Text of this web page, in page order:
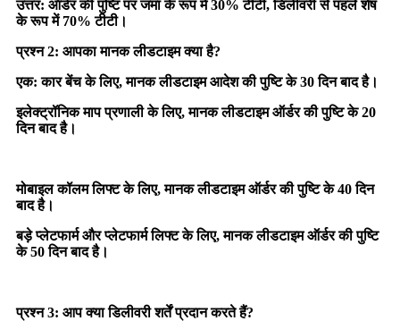
उत्तर: ऑर्डर की पुष्टि पर जमा के रूप में 30% टीटी, डिलीवरी से पहले शेष
के रूप में 70% टीटी।
प्रश्न 2: आपका मानक लीडटाइम क्या है?
एक: कार बेंच के लिए, मानक लीडटाइम आदेश की पुष्टि के 30 दिन बाद है।
इलेक्ट्रॉनिक माप प्रणाली के लिए, मानक लीडटाइम ऑर्डर की पुष्टि के 20
दिन बाद है।
मोबाइल कॉलम लिफ्ट के लिए, मानक लीडटाइम ऑर्डर की पुष्टि के 40 दिन
बाद है।
बड़े प्लेटफार्म और प्लेटफार्म लिफ्ट के लिए, मानक लीडटाइम ऑर्डर की पुष्टि
के 50 दिन बाद है।
प्रश्न 3: आप क्या डिलीवरी शर्तें प्रदान करते हैं?